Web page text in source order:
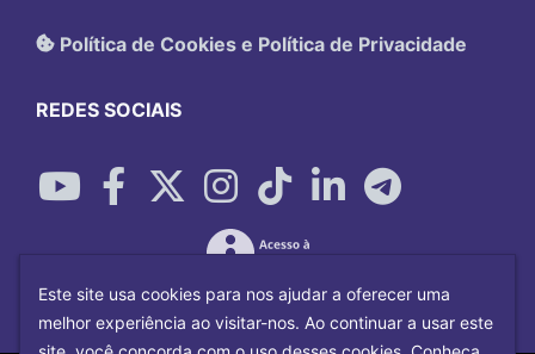
Política de Cookies e Política de Privacidade
REDES SOCIAIS
Este site usa cookies para nos ajudar a oferecer uma
melhor experiência ao visitar-nos. Ao continuar a usar este